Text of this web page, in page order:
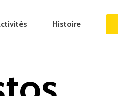
Histoire